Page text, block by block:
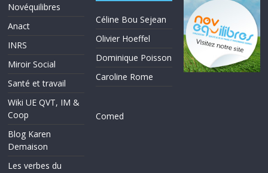
Novéquilibres
Anact
INRS
Miroir Social
Santé et travail
Wiki UE QVT, IM &
Coop
Blog Karen
Demaison
Les verbes du
Céline Bou Sejean
Olivier Hoeffel
Dominique Poisson
Caroline Rome
Comed